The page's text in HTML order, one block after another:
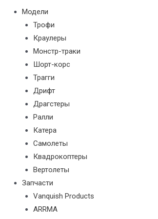
Модели
Трофи
Краулеры
Монстр-траки
Шорт-корс
Трагги
Дрифт
Драгстеры
Ралли
Катера
Самолеты
Квадрокоптеры
Вертолеты
Запчасти
Vanquish Products
ARRMA